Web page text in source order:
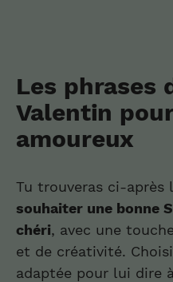
Les phrases
Valentin
amoureux
Tu trouveras ci-après
souhaiter une bonne
chéri, avec une
et de créativité.
adaptée pour lui dire